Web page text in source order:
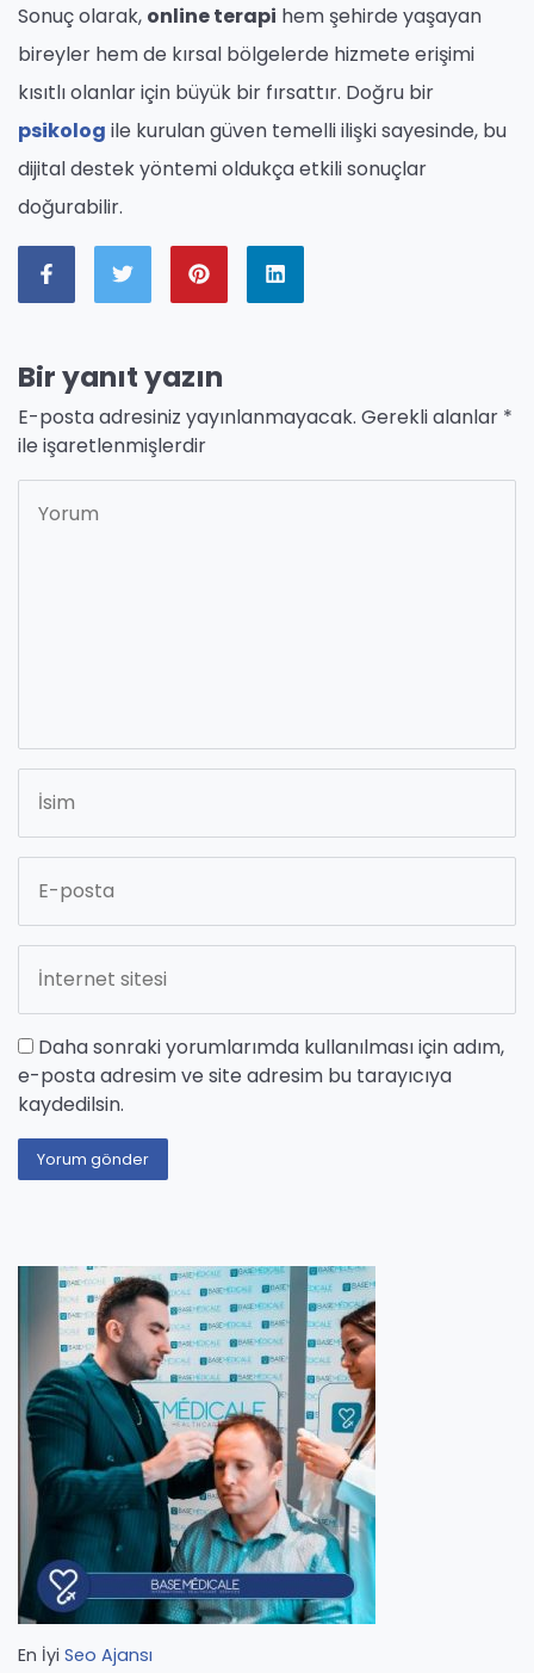
Sonuç olarak, online terapi hem şehirde yaşayan
bireyler hem de kırsal bölgelerde hizmete erişimi
kısıtlı olanlar için büyük bir fırsattır. Doğru bir
psikolog ile kurulan güven temelli ilişki sayesinde, bu
dijital destek yöntemi oldukça etkili sonuçlar
doğurabilir.
Bir yanıt yazın
E-posta adresiniz yayınlanmayacak. Gerekli alanlar *
ile işaretlenmişlerdir
Daha sonraki yorumlarımda kullanılması için adım,
e-posta adresim ve site adresim bu tarayıcıya
kaydedilsin.
En İyi Seo Ajansı